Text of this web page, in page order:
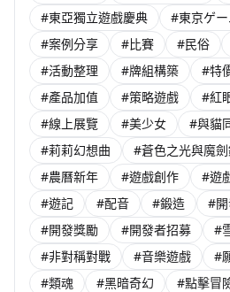
#東亞獨立遊戲慶典
#東京ゲ
#案例分享
#比賽 #民俗
#活動整理
#牌組構築 #特
#產品加值
#策略遊戲 #紅
#線上展覽
#美少女 #與貓
#莉莉幻想曲
#蒼色之光與魔
#農曆新年
#遊戲創作 #遊
#遊記
#配音 #鍛造 #
#開發獎勵
#開發者招募 #
#非對稱對戰
#音樂遊戲 #
#類魂
#黑暗奇幻 #點擊冒